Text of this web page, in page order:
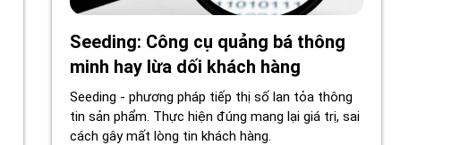
Seeding: Công cụ quảng bá thông
minh hay lừa dối khách hàng
Seeding - phương pháp tiếp thị số lan tỏa thông
tin sản phẩm. Thực hiện đúng mang lại giá trị, sai
cách gây mất lòng tin khách hàng.